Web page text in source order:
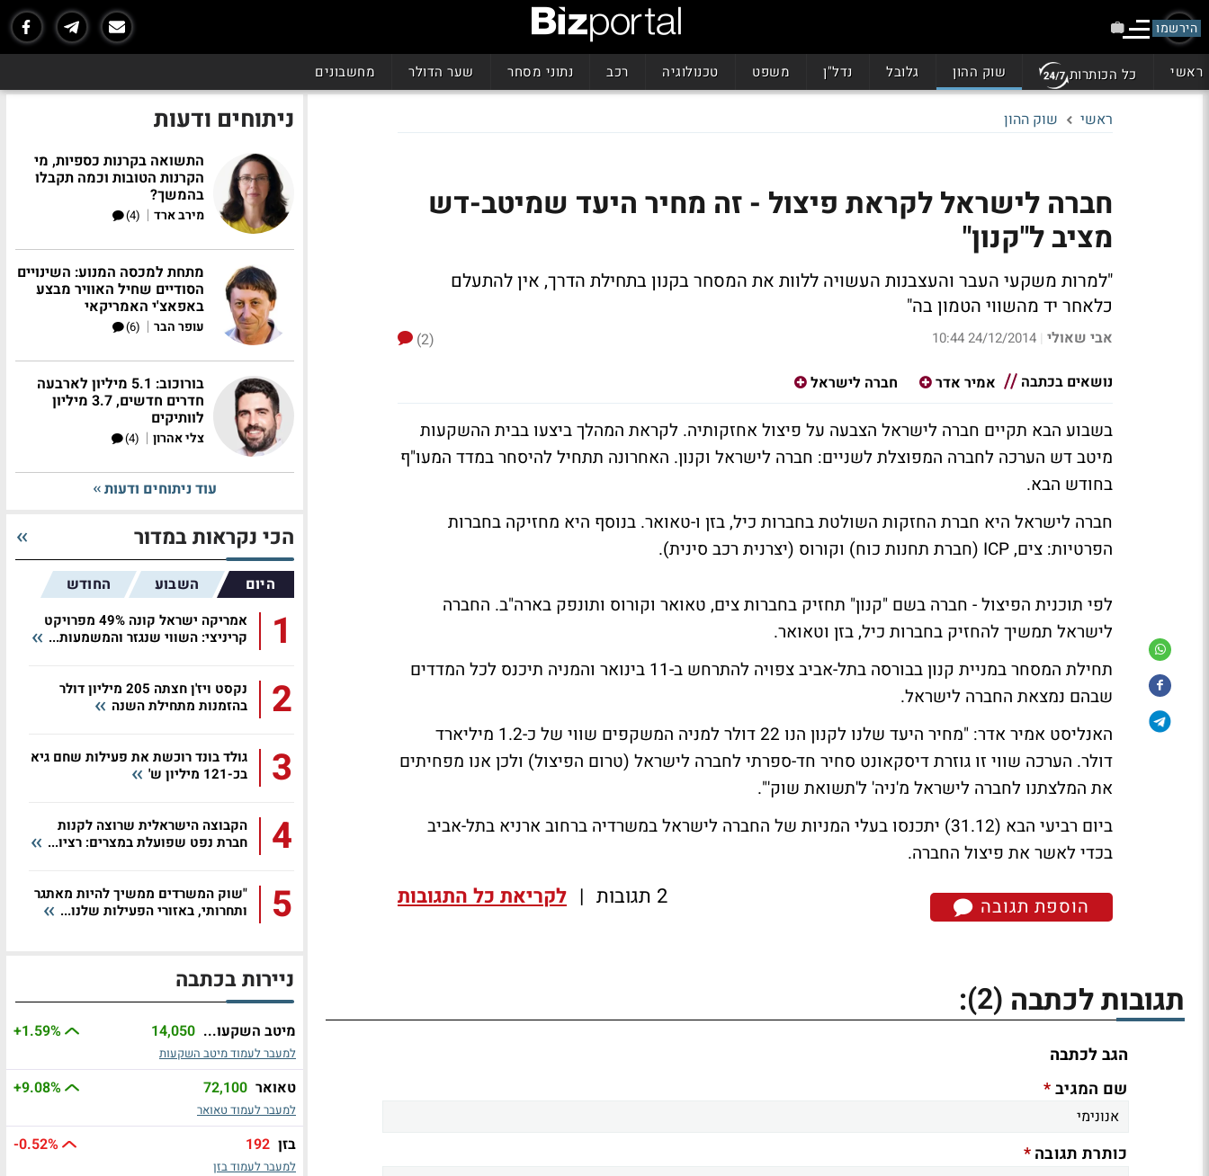
הירשמו
ראשי כל הכותרות שוק ההון גלובל נדל"ן משפט טכנולוגיה רכב נתוני מסחר שער הדולר מחשבונים
ראשי שוק ההון
חברה לישראל לקראת פיצול - זה מחיר היעד שמיטב-דש
מציב ל"קנון"
"למרות משקעי העבר והעצבנות העשויה ללוות את המסחר בקנון בתחילת הדרך, אין להתעלם
כלאחר יד מהשווי הטמון בה"
אבי שאולי |
24/12/2014 10:44
(2)
נושאים בכתבה
אמיר אדר חברה לישראל
בשבוע הבא תקיים חברה לישראל הצבעה על פיצול אחזקותיה. לקראת המהלך ביצעו בבית ההשקעות
מיטב דש הערכה לחברה המפוצלת לשניים: חברה לישראל וקנון. האחרונה תתחיל להיסחר במדד המעו"ף
בחודש הבא.
חברה לישראל היא חברת החזקות השולטת בחברות כיל, בזן ו-טאואר. בנוסף היא מחזיקה בחברות
הפרטיות: צים, ICP (חברת תחנות כוח) וקורוס (יצרנית רכב סינית).
לפי תוכנית הפיצול - חברה בשם "קנון" תחזיק בחברות צים, טאואר וקורוס ותונפק בארה"ב. החברה
לישראל תמשיך להחזיק בחברות כיל, בזן וטאואר.
תחילת המסחר במניית קנון בבורסה בתל-אביב צפויה להתרחש ב-11 בינואר והמניה תיכנס לכל המדדים
שבהם נמצאת החברה לישראל.
האנליסט אמיר אדר: "מחיר היעד שלנו לקנון הנו 22 דולר למניה המשקפים שווי של כ-1.2 מיליארד
דולר. הערכה שווי זו גוזרת דיסקאונט סחיר חד-ספרתי לחברה לישראל (טרום הפיצול) ולכן אנו מפחיתים
את המלצתנו לחברה לישראל מ'ניה' ל'תשואת שוק'".
ביום רביעי הבא (31.12) יתכנסו בעלי המניות של החברה לישראל במשרדיה ברחוב ארניא בתל-אביב
בכדי לאשר את פיצול החברה.
הוספת תגובה 2 תגובות | לקריאת כל התגובות
תגובות לכתבה (2)
:
הגב לכתבה
שם המגיב*
כותרת תגובה*
ניתוחים ודעות
התשואה בקרנות כספיות, מי
הקרנות הטובות וכמה תקבלו
בהמשך?
מירב ארד |
(4)
מתחת למכסה המנוע: השינויים
הסודיים שחיל האוויר מבצע
באפאצ'י האמריקאי
עופר הבר |
(6)
בורוכוב: 5.1 מיליון לארבעה
חדרים חדשים, 3.7 מיליון
לוותיקים
צלי אהרון |
(4)
עוד ניתוחים ודעות
הכי נקראות במדור
היום השבוע החודש
1
אמריקה ישראל קונה 49% מפרויקט
קריניצי: השווי שנגזר והמשמעות...
2
נקסט ויז'ן חצתה 205 מיליון דולר
בהזמנות מתחילת השנה
3
גולד בונד רוכשת את פעילות שחם גיא
בכ-121 מיליון ש'
4
הקבוצה הישראלית שרוצה לקנות
חברת נפט שפועלת במצרים: רציו...
5
"שוק המשרדים ממשיך להיות מאתגר
ותחרותי, באזורי הפעילות שלנו...
ניירות בכתבה
מיטב השקעו... 14,050
+1.59%
למעבר לעמוד מיטב השקעות
טאואר 72,100
+9.08%
למעבר לעמוד טאואר
בזן 192
-0.52%
למעבר לעמוד בזן